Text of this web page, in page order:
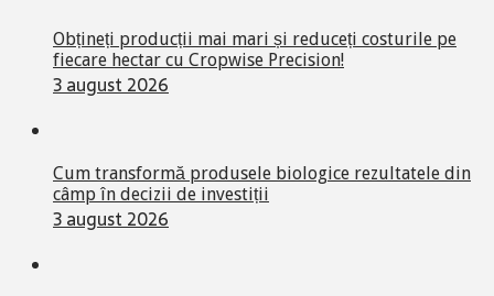
Obțineți producții mai mari și reduceți costurile pe
fiecare hectar cu Cropwise Precision!
3 august 2026
Cum transformă produsele biologice rezultatele din
câmp în decizii de investiții
3 august 2026